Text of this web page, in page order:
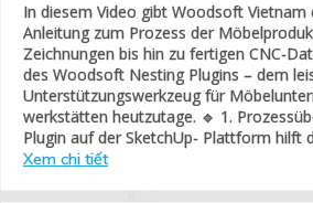
In diesem Video gibt Woodsoft Vietnam
Anleitung zum Prozess der
Zeichnungen bis hin zu fertigen CNC-
des Woodsoft Nesting Plugins – dem
Unterstützungswerkzeug für
werkstätten heutzutage. 🔹 1.
Plugin auf der SketchUp- Plattform hilft
Xem chi tiết